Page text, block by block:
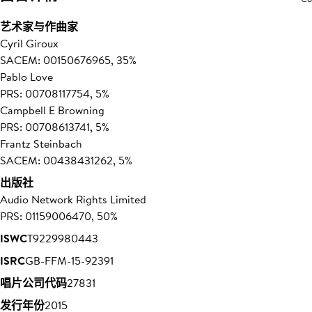
艺术家与作曲家
Cyril Giroux
SACEM: 00150676965, 35%
Pablo Love
PRS: 00708117754, 5%
Campbell E Browning
PRS: 00708613741, 5%
Frantz Steinbach
SACEM: 00438431262, 5%
出版社
Audio Network Rights Limited
PRS: 01159006470, 50%
ISWCT9229980443
ISRCGB-FFM-15-92391
唱片公司代码27831
发行年份2015